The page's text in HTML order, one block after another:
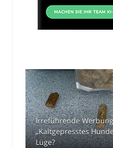
Irreführende
„Kaltgepresstes
Lüge?